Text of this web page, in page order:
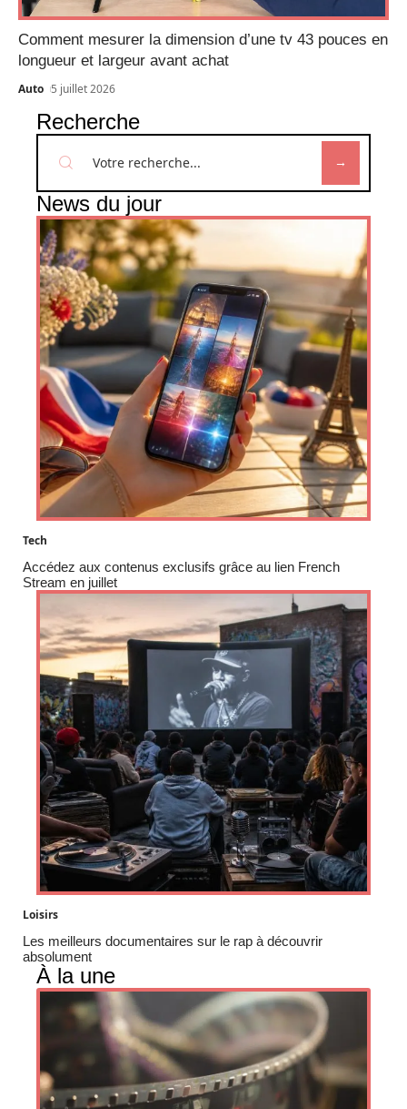
Comment mesurer la dimension d’une tv 43 pouces en
longueur et largeur avant achat
Auto 5 juillet 2026
Recherche
News du jour
Tech
Accédez aux contenus exclusifs grâce au lien French
Stream en juillet
Loisirs
Les meilleurs documentaires sur le rap à découvrir
absolument
À la une